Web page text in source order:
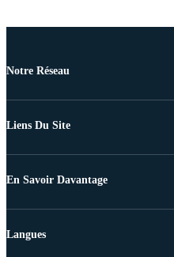
Notre Réseau
Liens Du Site
En Savoir Davantage
Langues